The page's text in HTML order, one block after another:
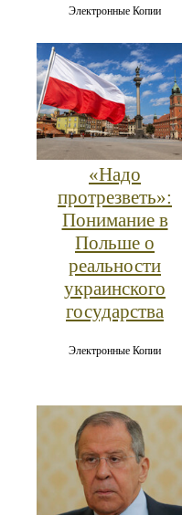
Электронные Копии
«Надо
протрезветь»:
Понимание в
Польше о
реальности
украинского
государства
Электронные Копии